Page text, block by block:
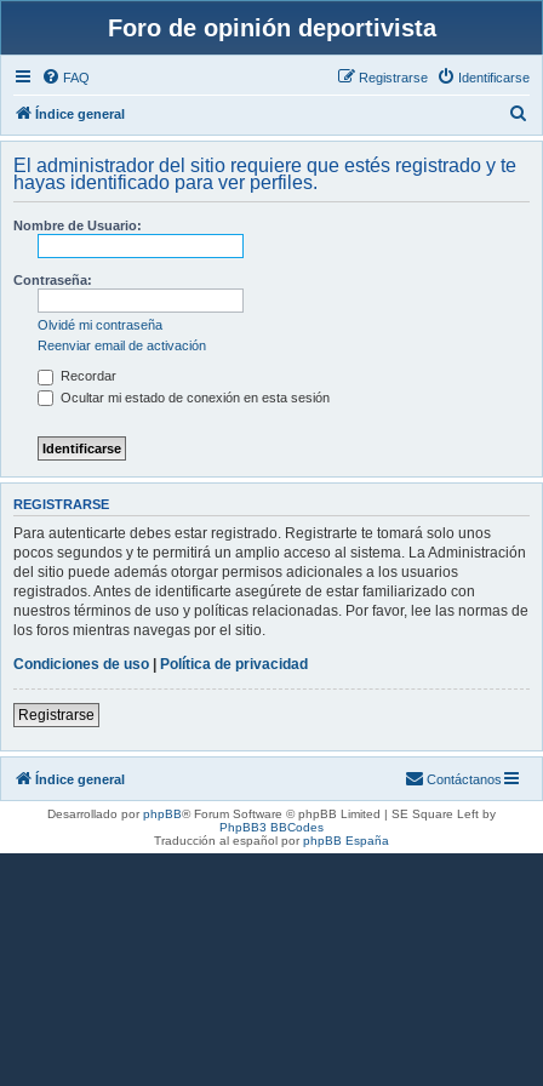
Foro de opinión deportivista
FAQ Identificarse
Registrarse
Índice general
u
c
El administrador del sitio requiere que estés registrado y te
hayas identificado para ver perfiles.
Nombre de Usuario:
Contraseña:
Olvidé mi contraseña
Reenviar email de activación
Recordar
Ocultar mi estado de conexión en esta sesión
REGISTRARSE
Para autenticarte debes estar registrado. Registrarte te tomará solo unos
pocos segundos y te permitirá un amplio acceso al sistema. La Administración
del sitio puede además otorgar permisos adicionales a los usuarios
registrados. Antes de identificarte asegúrete de estar familiarizado con
nuestros términos de uso y políticas relacionadas. Por favor, lee las normas de
los foros mientras navegas por el sitio.
Condiciones de uso | Política de privacidad
Registrarse
Índice general Contáctanos
Desarrollado porphpBB® Forum Software © phpBB Limited | SE Square Left by
PhpBB3 BBCodes
Traducción al español porphpBB España